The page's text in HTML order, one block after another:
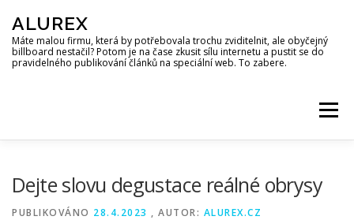
obsah
ALUREX
Máte malou firmu, která by potřebovala trochu zviditelnit, ale obyčejný
billboard nestačil? Potom je na čase zkusit sílu internetu a pustit se do
pravidelného publikování článků na speciální web. To zabere.
Menu
Dejte slovu degustace reálné obrysy
PUBLIKOVÁNO 28.4.2023 , AUTOR: ALUREX.CZ